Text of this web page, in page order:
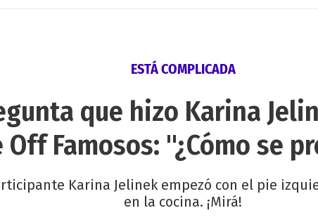
ESTÁ COMPLICADA
que hizo Karina
Off Famosos: "¿Cómo se
Karina Jelinek empezó con el pie
en la cocina. ¡Mirá!